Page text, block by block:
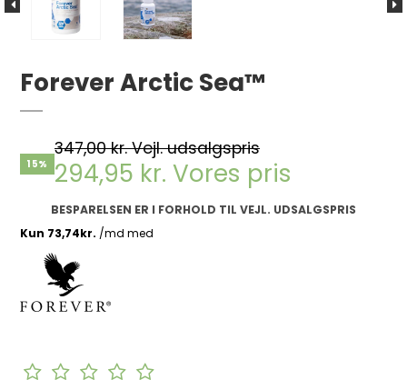
Forever Arctic Sea™
15%
347,00 kr. Vejl. udsalgspris
294,95 kr. Vores pris
BESPARELSEN ER I FORHOLD TIL VEJL. UDSALGSPRIS